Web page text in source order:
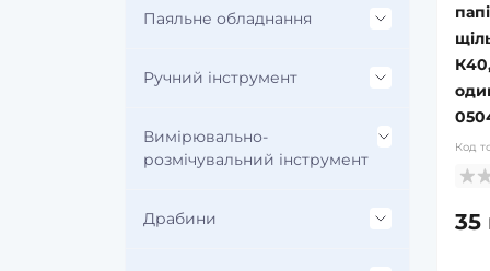
Круглогубці
Будівельне обладнання
Вантажопідіймальне
Верстатне обладнання
Паяльне обладнання
Допоміжні матеріали
Лампи паяльні бензинові
Ручний інструмент
Ломи, монтировки та
цвяхосмики
Пістолети монтажні
Вимірювально-
розмічувальний інструмент
Детектори напруги та
Драбини
Код
35